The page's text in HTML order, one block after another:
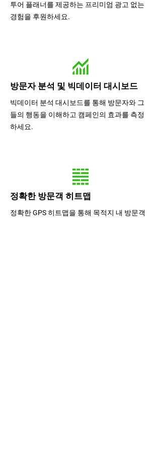
투어 플래너를 제공하는 프리미엄 광고 없는
경험을 후원하세요.
방문자 분석 및 빅데이터 대시보드
빅데이터 분석 대시보드를 통해 방문자와 그
들의 행동을 이해하고 캠페인의 효과를 측정
하세요.
정확한 방문객 히트맵
정확한 GPS 히트맵을 통해 목적지 내 방문객